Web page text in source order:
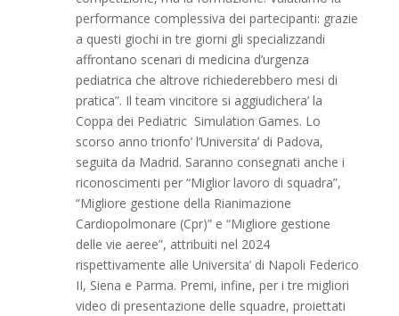
performance complessiva dei partecipanti: grazie
a questi giochi in tre giorni gli specializzandi
affrontano scenari di medicina d’urgenza
pediatrica che altrove richiederebbero mesi di
pratica”. Il team vincitore si aggiudichera’ la
Coppa dei Pediatric Simulation Games. Lo
scorso anno trionfo’ l’Universita’ di Padova,
seguita da Madrid. Saranno consegnati anche i
riconoscimenti per “Miglior lavoro di squadra”,
“Migliore gestione della Rianimazione
Cardiopolmonare (Cpr)” e “Migliore gestione
delle vie aeree”, attribuiti nel 2024
rispettivamente alle Universita’ di Napoli Federico
II, Siena e Parma. Premi, infine, per i tre migliori
video di presentazione delle squadre, proiettati